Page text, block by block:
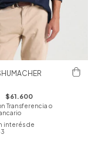
$61.600
Transferencia o
interés de